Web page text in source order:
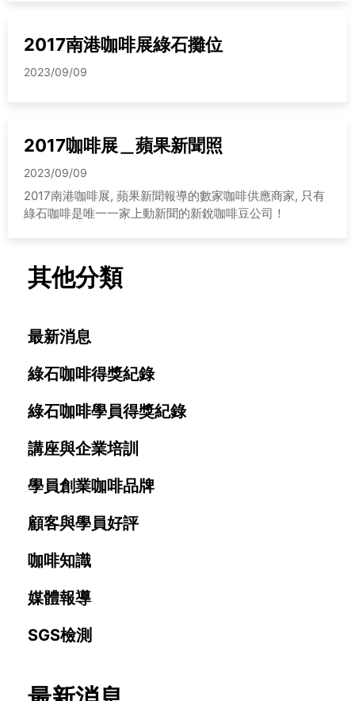
其他分類
最新消息
綠石咖啡得獎紀錄
綠石咖啡學員得獎紀錄
講座與企業培訓
學員創業咖啡品牌
顧客與學員好評
咖啡知識
媒體報導
SGS檢測
2017南港咖啡展綠石攤位
2023/09/09
2017咖啡展＿蘋果新聞照
2023/09/09
2017南港咖啡展, 蘋果新聞報導的數家咖啡供應商家, 只有
綠石咖啡是唯一一家上動新聞的新銳咖啡豆公司！